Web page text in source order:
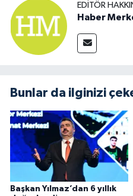
EDITÖR
Haber
Bunlar da ilginizi
Başkan Yılmaz’dan 6 yıllık